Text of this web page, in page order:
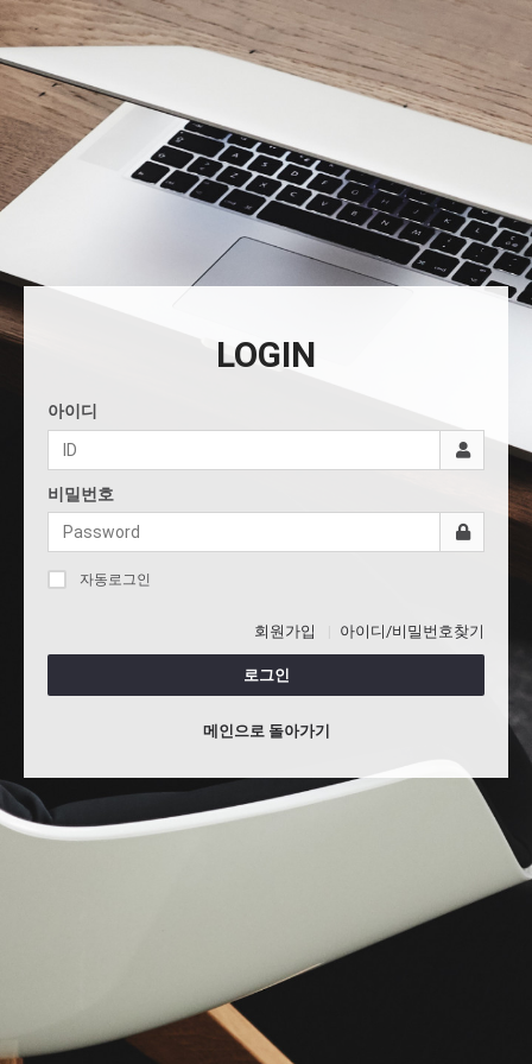
LOGIN
아이디
비밀번호
자동로그인
회원가입 아이디/비밀번호찾기
로그인
메인으로 돌아가기